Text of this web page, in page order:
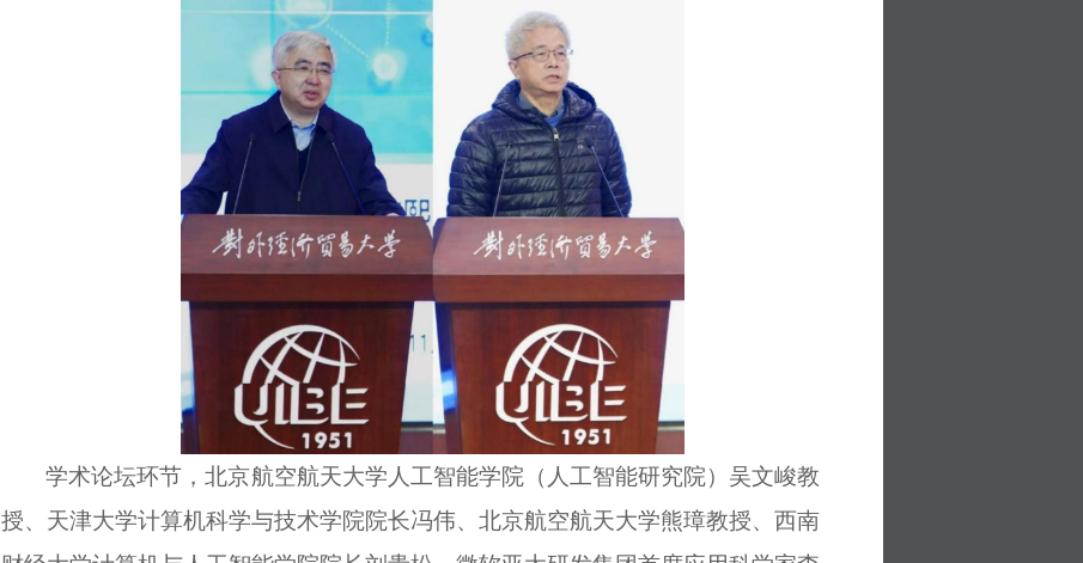
学术论坛环节，北京航空航天大学人工智能学院（人工智能研究院）吴文峻教
授、天津大学计算机科学与技术学院院长冯伟、北京航空航天大学熊璋教授、西南